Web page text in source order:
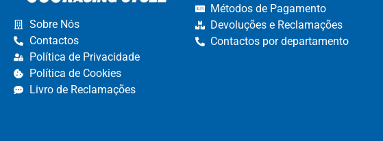
Sobre Nós
Contactos
Política de Privacidade
Política de Cookies
Livro de Reclamações
Métodos de Pagamento​
Devoluções e Reclamações​
Contactos por departamento​